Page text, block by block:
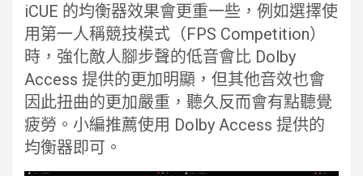
iCUE 的均衡器效果會更重一些，例如選擇使
用第一人稱競技模式（FPS Competition）
時，強化敵人腳步聲的低音會比 Dolby
Access 提供的更加明顯，但其他音效也會
因此扭曲的更加嚴重，聽久反而會有點聽覺
疲勞。小編推薦使用 Dolby Access 提供的
均衡器即可。